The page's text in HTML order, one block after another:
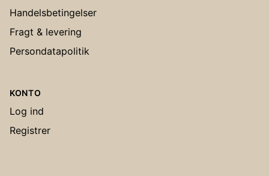
Handelsbetingelser
Fragt & levering
Persondatapolitik
KONTO
Log ind
Registrer